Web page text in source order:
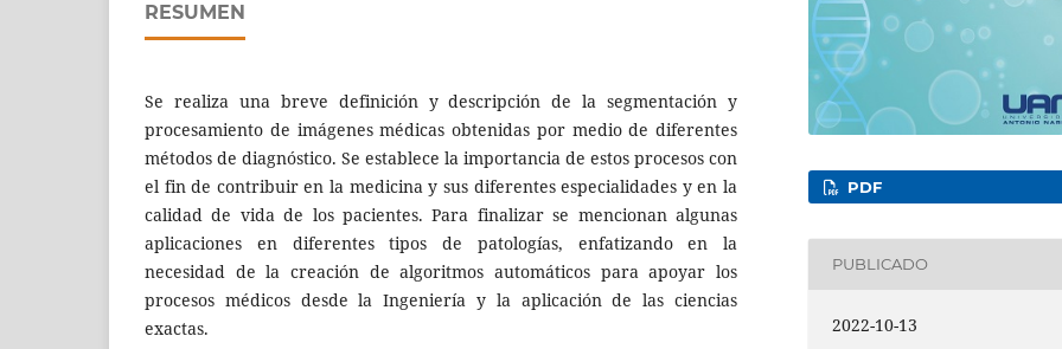
RESUMEN
Se realiza una breve definición y descripción de la segmentación y
procesamiento de imágenes médicas obtenidas por medio de diferentes
métodos de diagnóstico. Se establece la importancia de estos procesos con
el fin de contribuir en la medicina y sus diferentes especialidades y en la
calidad de vida de los pacientes. Para finalizar se mencionan algunas
aplicaciones en diferentes tipos de patologías, enfatizando en la
necesidad de la creación de algoritmos automáticos para apoyar los
procesos médicos desde la Ingeniería y la aplicación de las ciencias
exactas.
PDF
PUBLICADO
2022-10-13